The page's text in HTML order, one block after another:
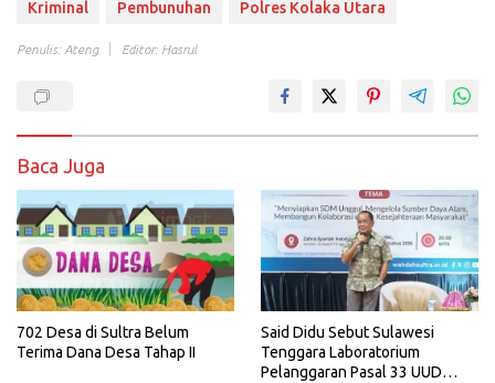
Kriminal Pembunuhan Polres Kolaka Utara
Penulis: Ateng Editor: Hasrul
Baca Juga
702 Desa di Sultra Belum
Terima Dana Desa Tahap II
Said Didu Sebut Sulawesi
Tenggara Laboratorium
Pelanggaran Pasal 33 UUD